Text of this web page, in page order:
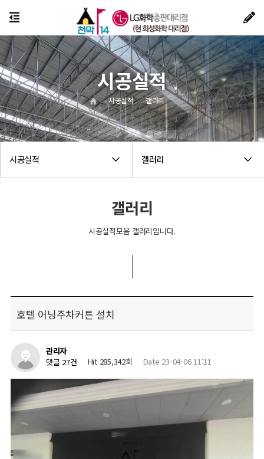
시공실적 갤러리
시공실적 갤러리
시공실적
갤러리
시공실적모음 갤러리입니다.
호텔 어닝주차커튼 설치
관리자
댓글 27건
Hit 285,342회 Date 23-04-06 11:11